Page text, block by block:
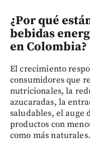
¿Por qué
bebidas
en Colombia?
El crecimiento
consumidores que
nutricionales, la
azucaradas, la
saludables, el auge
productos con
como más naturales.